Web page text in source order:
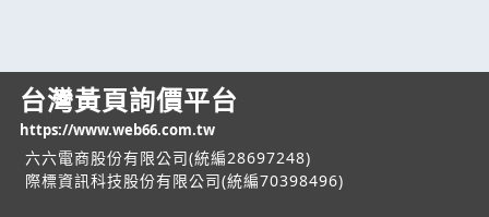
台灣黃頁詢價平台
https://www.web66.com.tw
六六電商股份有限公司(統編28697248)
際標資訊科技股份有限公司(統編70398496)